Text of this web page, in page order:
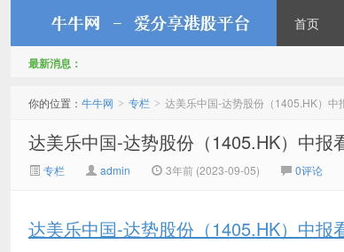
首页
最新消息：
你的位置： 牛牛网 > 专栏 > 达美乐中国-达势股份（1405.HK）中
达美乐中国-达势股份（1405.HK）中报
专栏 admin 3年前 (2023-09-05) 0评论
达美乐中国-达势股份（1405.HK）中报